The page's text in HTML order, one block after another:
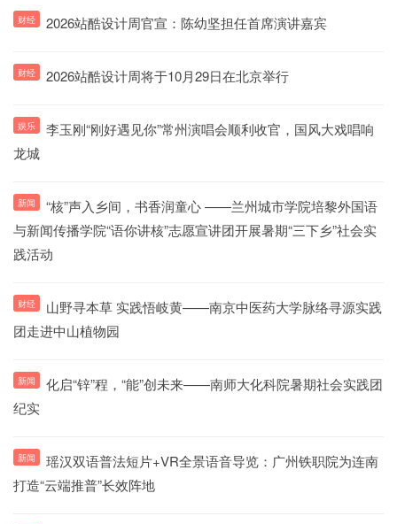
财经 2026站酷设计周官宣：陈幼坚担任首席演讲嘉宾
财经 2026站酷设计周将于10月29日在北京举行
娱乐
李玉刚“刚好遇见你”常州演唱会顺利收官，国风大戏唱响
龙城
新闻
“核”声入乡间，书香润童心 ——兰州城市学院培黎外国语
与新闻传播学院“语你讲核”志愿宣讲团开展暑期“三下乡”社会实
践活动
财经
山野寻本草 实践悟岐黄——南京中医药大学脉络寻源实践
团走进中山植物园
新闻
化启“锌”程，“能”创未来——南师大化科院暑期社会实践团
纪实
新闻
瑶汉双语普法短片+VR全景语音导览：广州铁职院为连南
打造“云端推普”长效阵地